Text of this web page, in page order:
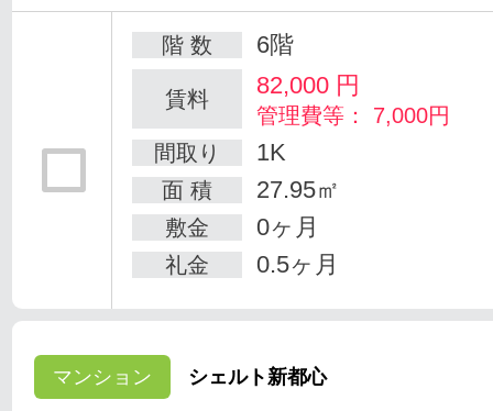
階 数 6階
賃料 82,000 円
管理費等： 7,000円
間取り
1K
面 積 27.95㎡
敷金 0ヶ月
礼金 0.5ヶ月
マンション シェルト新都心